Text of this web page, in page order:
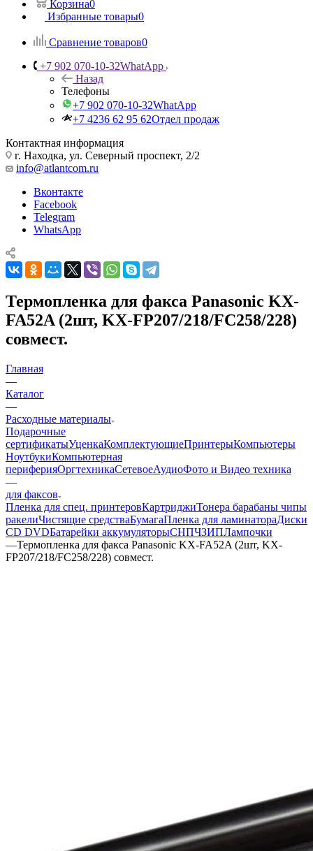
Корзина0
Избранные товары0
Сравнение товаров0
+7 902 070-10-32WhatApp
Назад
Телефоны
+7 902 070-10-32WhatApp
+7 4236 62 95 62Отдел продаж
Контактная информация
г. Находка, ул. Северный проспект, 2/2
info@atlantcom.ru
Вконтакте
Facebook
Telegram
WhatsApp
Термопленка для факса Panasonic KX-
FA52A (2шт, KX-FP207/218/FC258/228)
совмест.
Главная
—
Каталог
—
Расходные материалы
Подарочные
сертификатыУценкаКомплектующиеПринтерыКомпьютеры
НоутбукиКомпьютерная
периферияОргтехникаСетевоеАудиоФото и Видео техника
—
для факсов
Пленка для спец. принтеровКартриджиТонера барабаны чипы
ракелиЧистящие средстваБумагаПленка для ламинатораДиски
CD DVDБатарейки аккумуляторыСНПЧЗИПЛампочки
—Термопленка для факса Panasonic KX-FA52A (2шт, KX-
FP207/218/FC258/228) совмест.